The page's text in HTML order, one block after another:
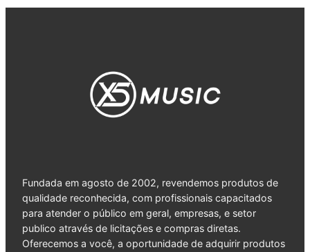
Fundada em agosto de 2002, revendemos produtos de
qualidade reconhecida, com profissionais capacitados
para atender o público em geral, empresas, e setor
publico através de licitações e compras diretas.
Oferecemos a você, a oportunidade de adquirir produtos